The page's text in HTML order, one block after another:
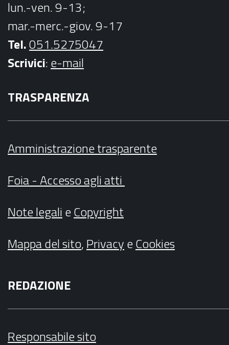
lun.-ven. 9-13;
mar.-merc.-giov. 9-17
Tel.051.5275047
Scrivici:e-mail
TRASPARENZA
Amministrazione trasparente
Foia - Accesso agli atti
Note legalieCopyright
Mappa del sito,PrivacyeCookies
REDAZIONE
Responsabile sito